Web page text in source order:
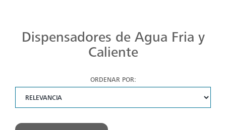
Dispensadores de Agua Fria y
Caliente
ORDENAR POR: